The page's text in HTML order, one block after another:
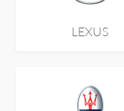
LEXUS